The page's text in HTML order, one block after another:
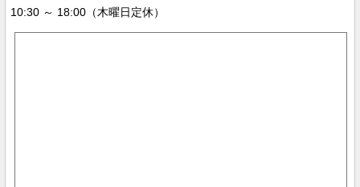
10:30 ～ 18:00（木曜日定休）